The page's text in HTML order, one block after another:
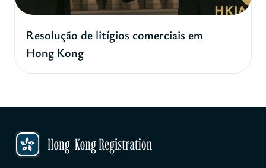
Resolução de litígios comerciais em
Hong Kong